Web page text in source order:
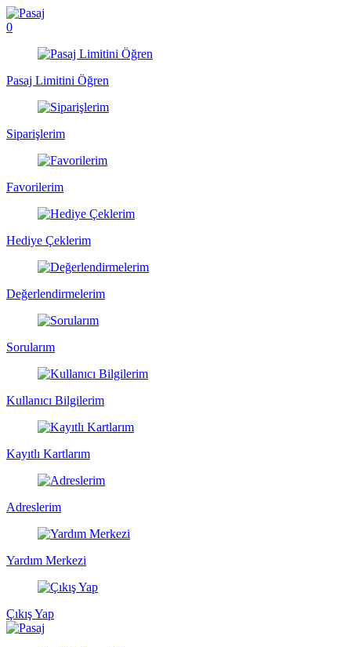
0
Pasaj Limitini Öğren
Siparişlerim
Favorilerim
Hediye Çeklerim
Değerlendirmelerim
Sorularım
Kullanıcı Bilgilerim
Kayıtlı Kartlarım
Adreslerim
Yardım Merkezi
Çıkış Yap